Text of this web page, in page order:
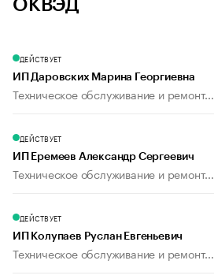
ОКВЭД
ДЕЙСТВУЕТ
ИП Даровских Марина Георгиевна
Техническое обслуживание и ремонт...
ДЕЙСТВУЕТ
ИП Еремеев Александр Сергеевич
Техническое обслуживание и ремонт...
ДЕЙСТВУЕТ
ИП Колупаев Руслан Евгеньевич
Техническое обслуживание и ремонт...